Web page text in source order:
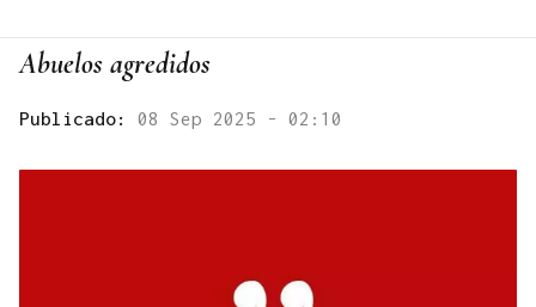
Abuelos agredidos
Publicado: 08 Sep 2025 - 02:10